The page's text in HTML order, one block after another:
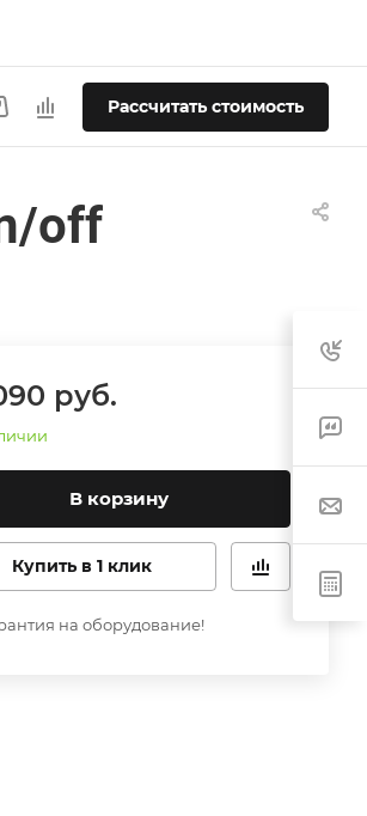
Рассчитать стоимость
off
руб.
В корзину
Купить в 1 клик
на оборудование!